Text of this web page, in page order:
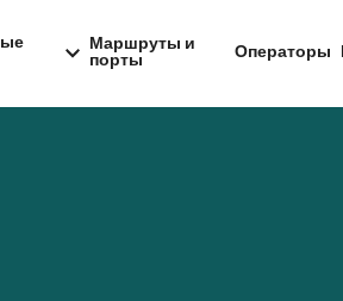
Маршруты и
порты
Операторы